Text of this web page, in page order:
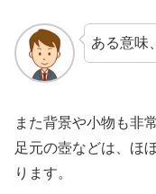
ある意味
また背景や小物も非
足元の壺などは、ほ
ります。